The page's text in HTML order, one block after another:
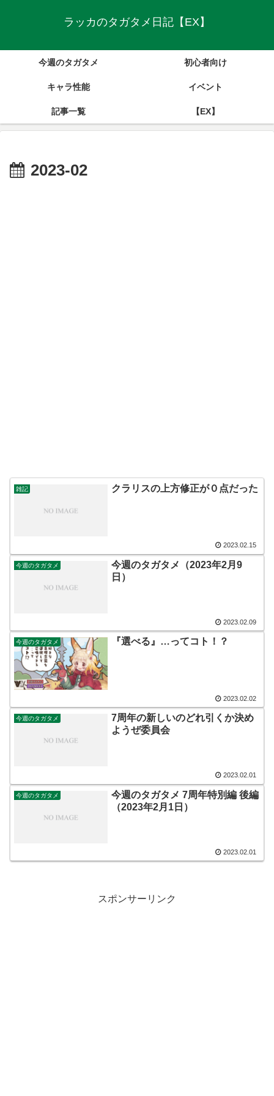
ラッカのタガタメ日記【EX】
今週のタガタメ 初心者向け
キャラ性能 イベント
記事一覧 【EX】
2023-02
雑記 クラリスの上方修正が０点だった
2023.02.15
今週のタガタメ
今週のタガタメ（2023年2月9
日）
2023.02.09
今週のタガタメ 『選べる』…ってコト！？
2023.02.02
今週のタガタメ
7周年の新しいのどれ引くか決め
ようぜ委員会
2023.02.01
今週のタガタメ
今週のタガタメ 7周年特別編 後編
（2023年2月1日）
2023.02.01
スポンサーリンク